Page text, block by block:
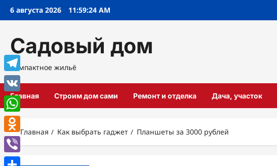
Перейти
6 августа 2026 11:59:25 AM
Садовый дом
Компактное жильё
Главная Строим дом сами Ремонт и отделка Дача, участок
Главная Как выбрать гаджет Планшеты за 3000 рублей
Telegram
VK
WhatsApp
Odnoklassniki
Viber